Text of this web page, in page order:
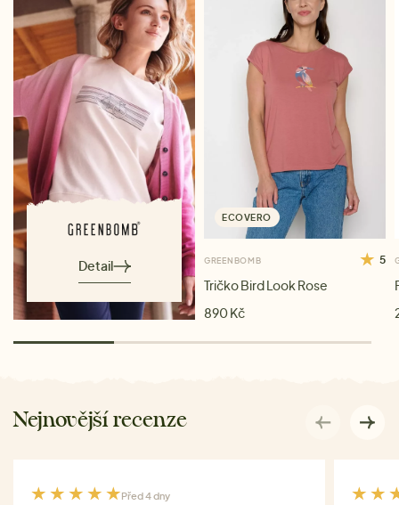
Detail
ECOVERO
GREENBOMB 5
Tričko Bird Look Rose
890 Kč
Nejnovější recenze
Před 4 dny